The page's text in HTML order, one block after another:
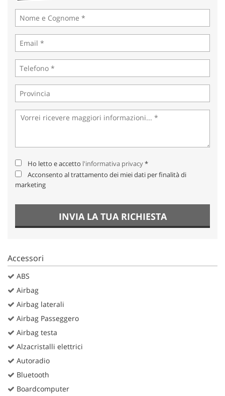
Ho letto e accetto l'informativa privacy*
Acconsento al trattamento dei miei dati per finalità di
marketing
INVIA LA TUA RICHIESTA
Accessori
ABS
Airbag
Airbag laterali
Airbag Passeggero
Airbag testa
Alzacristalli elettrici
Autoradio
Bluetooth
Boardcomputer